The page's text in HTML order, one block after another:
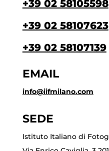
+39 02 58105598
+39 02 58107623
+39 02 58107139
EMAIL
info@iifmilano.com
SEDE
Istituto Italiano di